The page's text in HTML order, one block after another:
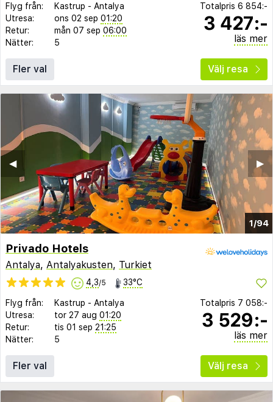
Flyg från: Kastrup - Antalya
Utresa:
ons 02 sep 01:20
Retur:
mån 07 sep 06:00
Nätter:
5
Totalpris 6 854:-
3 427:-
läs mer
Fler val Välj resa
1/94
▶︎
◀︎
Privado Hotels
Antalya, Antalyakusten, Turkiet
4,3/5 33°C
Flyg från: Kastrup - Antalya
Utresa:
tor 27 aug 01:20
Retur:
tis 01 sep 21:25
Nätter:
5
Totalpris 7 058:-
3 529:-
läs mer
Fler val Välj resa